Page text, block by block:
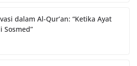
dalam Al-Qur’an: “Ketika Ayat
Sosmed”